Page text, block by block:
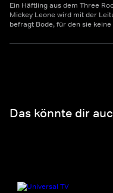
Ein Häftling aus dem Three
Mickey Leone wird mit der
befragt Bode, für den sie
Das könnte dir